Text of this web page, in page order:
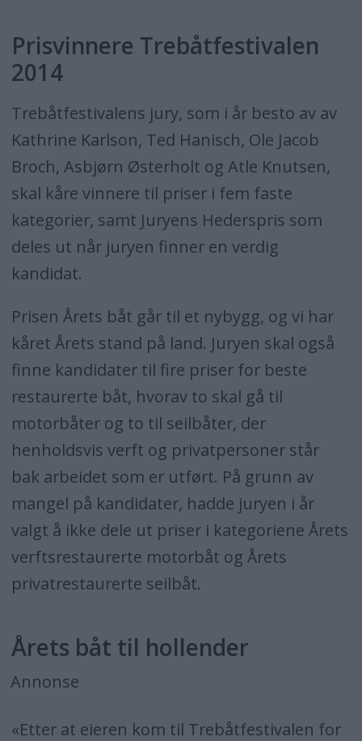
Prisvinnere Trebåtfestivalen
2014
Trebåtfestivalens jury, som i år besto av av
Kathrine Karlson, Ted Hanisch, Ole Jacob
Broch, Asbjørn Østerholt og Atle Knutsen,
skal kåre vinnere til priser i fem faste
kategorier, samt Juryens Hederspris som
deles ut når juryen finner en verdig
kandidat.
Prisen Årets båt går til et nybygg, og vi har
kåret Årets stand på land. Juryen skal også
finne kandidater til fire priser for beste
restaurerte båt, hvorav to skal gå til
motorbåter og to til seilbåter, der
henholdsvis verft og privatpersoner står
bak arbeidet som er utført. På grunn av
mangel på kandidater, hadde juryen i år
valgt å ikke dele ut priser i kategoriene Årets
verftsrestaurerte motorbåt og Årets
privatrestaurerte seilbåt.
Årets båt til hollender
Annonse
«Etter at eieren kom til Trebåtfestivalen for